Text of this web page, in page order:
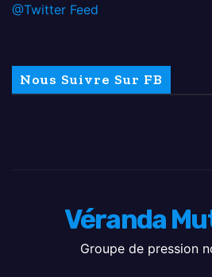
@Twitter Feed
Nous Suivre Sur FB
Véranda
Groupe de pression